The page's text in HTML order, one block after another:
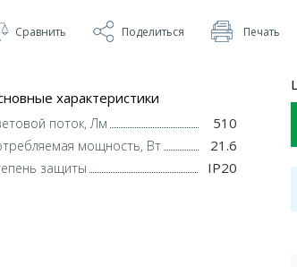
Сравнить Поделиться Печать
характеристики
поток, Лм 510
мощность, Вт 21.6
защиты IP20